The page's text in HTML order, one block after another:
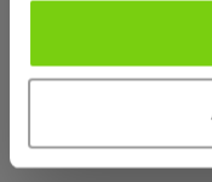
PW038